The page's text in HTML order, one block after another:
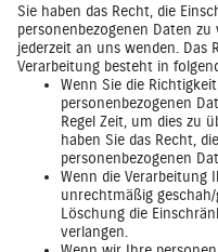
Sie haben das Recht, die
personenbezogenen Daten
jederzeit an uns wenden. Das
Verarbeitung besteht in
Wenn Sie die
personenbezogenen
Regel Zeit, um dies zu
haben Sie das Recht,
personenbezogenen
Wenn die Verarbeitung
unrechtmäßig
Löschung die
verlangen.